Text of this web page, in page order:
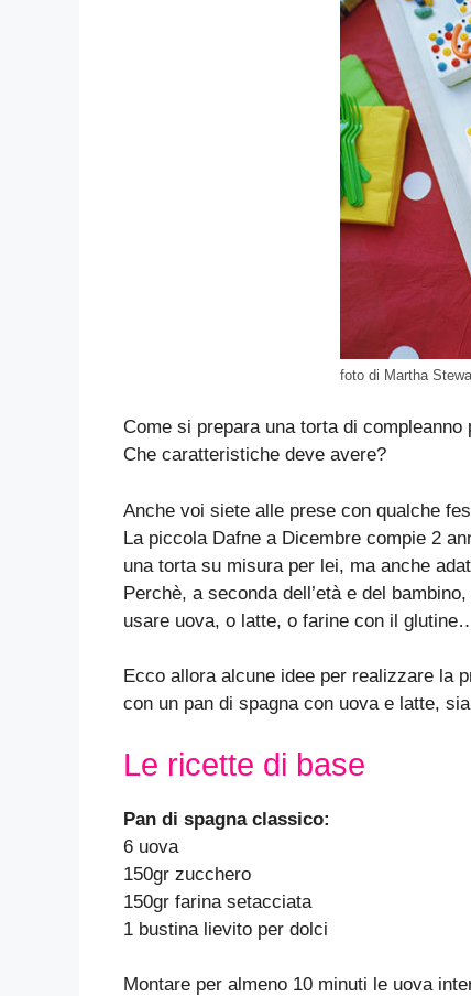
foto di Martha
Come si prepara una torta di compleanno
Che caratteristiche deve avere?
Anche voi siete alle prese con qualche
La piccola Dafne a Dicembre compie 2
una torta su misura per lei, ma anche
Perchè, a seconda dell’età e del
usare uova, o latte, o farine con il
Ecco allora alcune idee per realizzare la
con un pan di spagna con uova e latte,
Le ricette di base
Pan di spagna classico:
6 uova
150gr zucchero
150gr farina setacciata
1 bustina lievito per dolci
Montare per almeno 10 minuti le uova